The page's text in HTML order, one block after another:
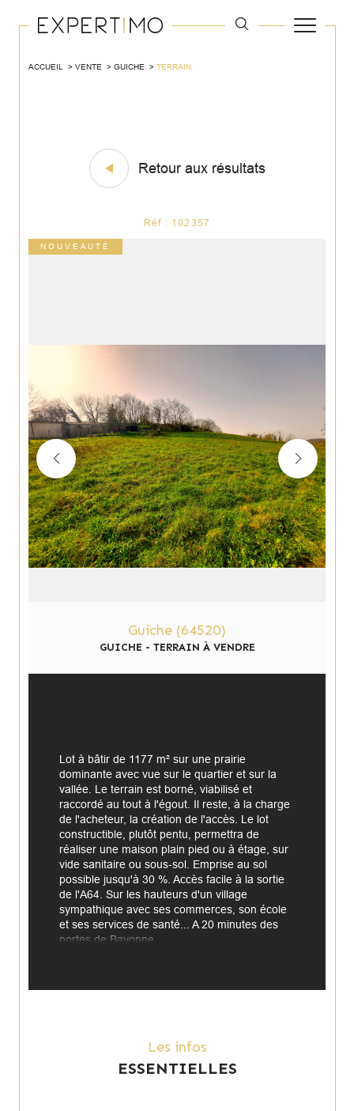
ACCUEIL VENTE GUICHE TERRAIN
Retour aux résultats
Réf : 102357
NOUVEAUTÉ
Guiche (64520)
GUICHE - TERRAIN À VENDRE
Les infos
ESSENTIELLES
Lot à bâtir de 1177 m² sur une prairie
dominante avec vue sur le quartier et sur la
vallée. Le terrain est borné, viabilisé et
raccordé au tout à l'égout. Il reste, à la charge
de l'acheteur, la création de l'accès. Le lot
constructible, plutôt pentu, permettra de
réaliser une maison plain pied ou à étage, sur
vide sanitaire ou sous-sol. Emprise au sol
possible jusqu'à 30 %. Accès facile à la sortie
de l'A64. Sur les hauteurs d'un village
sympathique avec ses commerces, son école
et ses services de santé... A 20 minutes des
portes de Bayonne.